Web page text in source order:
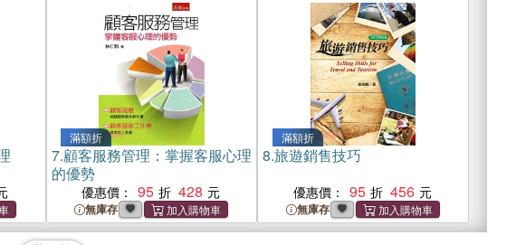
滿額折
7.顧客服務管理：掌握客服心理
的優勢
優惠價： 95 428
無庫存
滿額折
8.旅遊銷售技巧
優惠價： 95 456
無庫存